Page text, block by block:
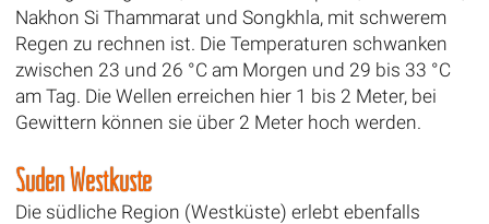
Nakhon Si Thammarat und Songkhla, mit schwerem
Regen zu rechnen ist. Die Temperaturen schwanken
zwischen 23 und 26 °C am Morgen und 29 bis 33 °C
am Tag. Die Wellen erreichen hier 1 bis 2 Meter, bei
Gewittern können sie über 2 Meter hoch werden.
Süden Westküste
Die südliche Region (Westküste) erlebt ebenfalls